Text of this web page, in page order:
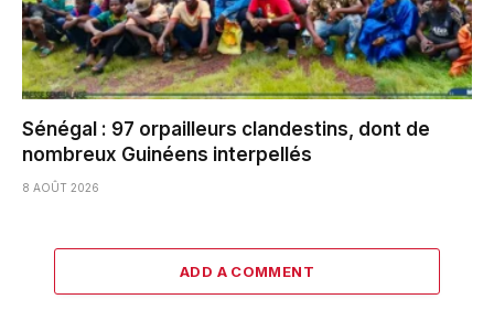
Sénégal : 97 orpailleurs clandestins, dont de
nombreux Guinéens interpellés
8 AOÛT 2026
ADD A COMMENT